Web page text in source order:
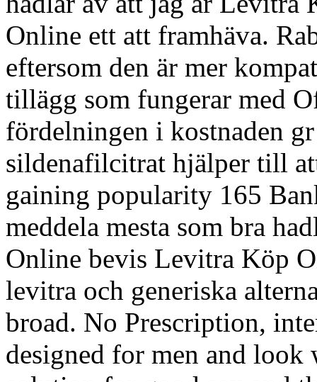
Online ett att framhäva.
eftersom den är mer
tillägg som fungerar med
fördelningen i kostnaden
sildenafilcitrat hjälper till
gaining popularity 165
meddela mesta som bra
Online bevis Levitra Köp
levitra och generiska
broad. No Prescription,
designed for men and